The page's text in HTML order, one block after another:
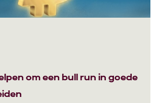
om een bull run in goede